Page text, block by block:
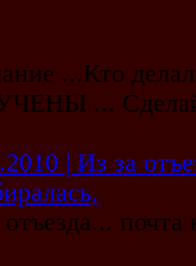
...Кто
...
| Из за
почта